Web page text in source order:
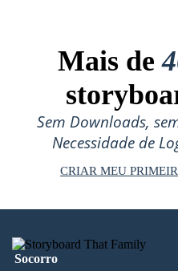
Mais de
Sem Downloads,
Necessidade de
CRIAR MEU
Socorro